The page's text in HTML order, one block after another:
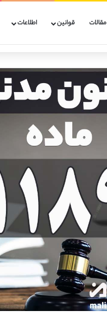
مقالات قوانین اطلاعات